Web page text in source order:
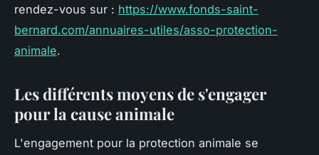
rendez-vous sur : https://www.fonds-saint-
bernard.com/annuaires-utiles/asso-protection-
animale.
Les différents moyens de s'engager
pour la cause animale
L'engagement pour la protection animale se